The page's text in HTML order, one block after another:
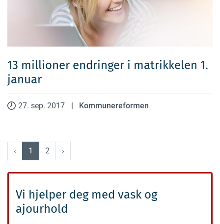
13 millioner endringer i matrikkelen 1.
januar
27. sep. 2017 | Kommunereformen
‹ 1 2 ›
Vi hjelper deg med vask og
ajourhold